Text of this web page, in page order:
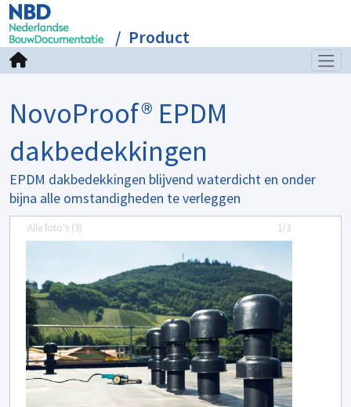
Product
NovoProof® EPDM
dakbedekkingen
EPDM dakbedekkingen blijvend waterdicht en onder
bijna alle omstandigheden te verleggen
Alle foto's (3) 1/3